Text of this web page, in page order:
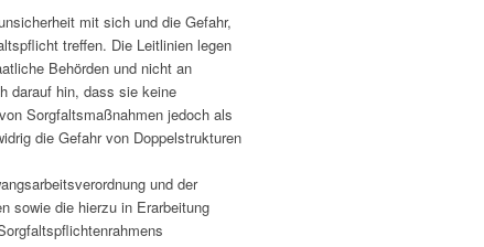
mit sich und die Gefahr,
treffen. Die Leitlinien legen
Behörden und nicht an
darauf hin, dass sie keine
Sorgfaltsmaßnahmen jedoch als
die Gefahr von Doppelstrukturen
und der
sowie die hierzu in Erarbeitung